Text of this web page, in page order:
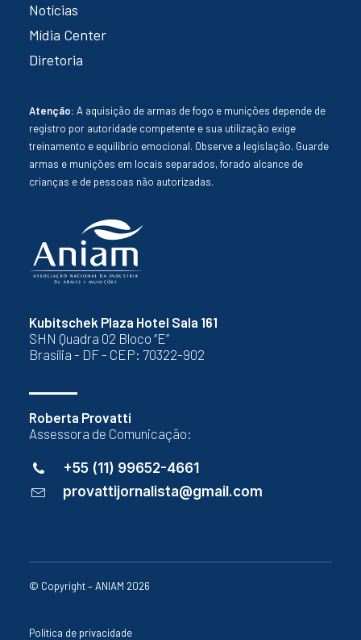
Kubitschek Plaza Hotel Sala 161
SHN Quadra 02 Bloco “E”
Brasília - DF - CEP: 70322-902
Roberta Provatti
Assessora de Comunicação:
+55 (11) 99652-4661
provattijornalista@gmail.com
Notícias
Mídia Center
Diretoria
Atenção: A aquisição de armas de fogo e munições depende de
registro por autoridade competente e sua utilização exige
treinamento e equilíbrio emocional. Observe a legislação. Guarde
armas e munições em locais separados, forado alcance de
crianças e de pessoas não autorizadas.
© Copyright – ANIAM 2026
Política de privacidade